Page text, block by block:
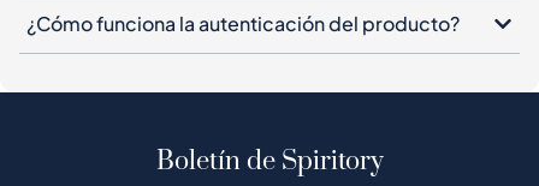
¿Cómo funciona la autenticación del producto?
Boletín de Spiritory